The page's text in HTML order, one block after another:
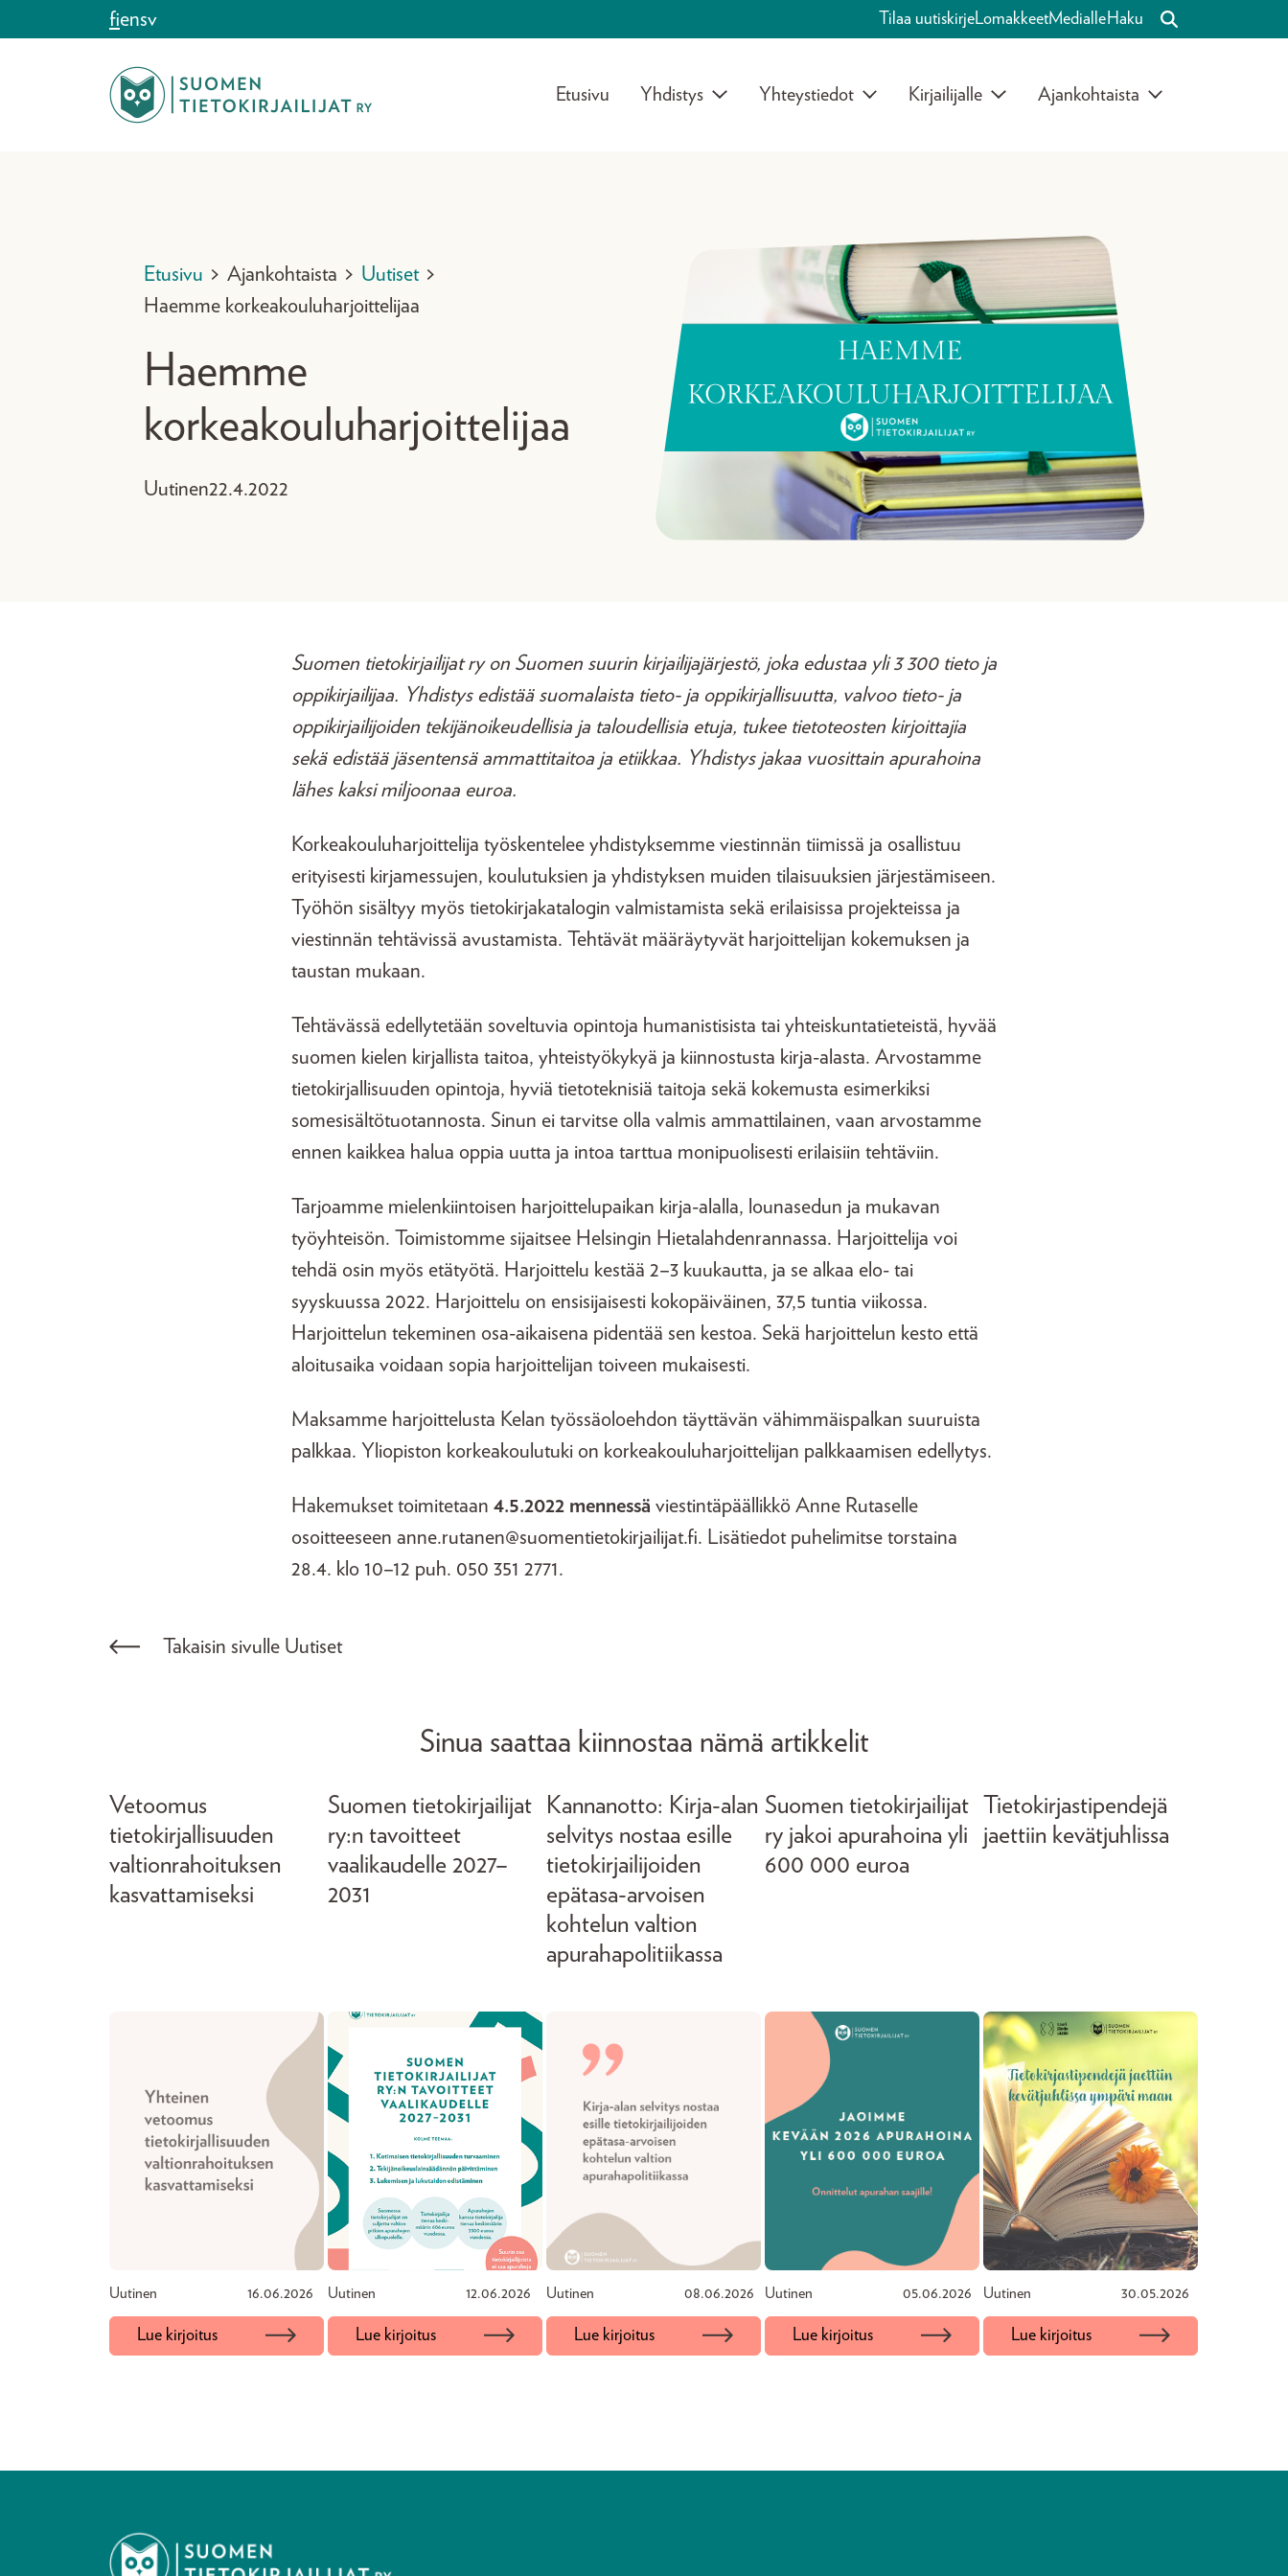
Siirry sisältöönfiensv Tilaa uutiskirjeLomakkeetMedialleHaku
Etusivu Yhdistys Yhteystiedot Kirjailijalle Ajankohtaista
Etusivu > Ajankohtaista > Uutiset >
Haemme korkeakouluharjoittelijaa
Haemme
korkeakouluharjoittelijaa
Uutinen22.4.2022
Suomen tietokirjailijat ry on Suomen suurin kirjailijajärjestö, joka edustaa yli 3 300 tieto ja
oppikirjailijaa. Yhdistys edistää suomalaista tieto- ja oppikirjallisuutta, valvoo tieto- ja
oppikirjailijoiden tekijänoikeudellisia ja taloudellisia etuja, tukee tietoteosten kirjoittajia
sekä edistää jäsentensä ammattitaitoa ja etiikkaa. Yhdistys jakaa vuosittain apurahoina
lähes kaksi miljoonaa euroa.
Korkeakouluharjoittelija työskentelee yhdistyksemme viestinnän tiimissä ja osallistuu
erityisesti kirjamessujen, koulutuksien ja yhdistyksen muiden tilaisuuksien järjestämiseen.
Työhön sisältyy myös tietokirjakatalogin valmistamista sekä erilaisissa projekteissa ja
viestinnän tehtävissä avustamista. Tehtävät määräytyvät harjoittelijan kokemuksen ja
taustan mukaan.
Tehtävässä edellytetään soveltuvia opintoja humanistisista tai yhteiskuntatieteistä, hyvää
suomen kielen kirjallista taitoa, yhteistyökykyä ja kiinnostusta kirja-alasta. Arvostamme
tietokirjallisuuden opintoja, hyviä tietoteknisiä taitoja sekä kokemusta esimerkiksi
somesisältötuotannosta. Sinun ei tarvitse olla valmis ammattilainen, vaan arvostamme
ennen kaikkea halua oppia uutta ja intoa tarttua monipuolisesti erilaisiin tehtäviin.
Tarjoamme mielenkiintoisen harjoittelupaikan kirja-alalla, lounasedun ja mukavan
työyhteisön. Toimistomme sijaitsee Helsingin Hietalahdenrannassa. Harjoittelija voi
tehdä osin myös etätyötä. Harjoittelu kestää 2–3 kuukautta, ja se alkaa elo- tai
syyskuussa 2022. Harjoittelu on ensisijaisesti kokopäiväinen, 37,5 tuntia viikossa.
Harjoittelun tekeminen osa-aikaisena pidentää sen kestoa. Sekä harjoittelun kesto että
aloitusaika voidaan sopia harjoittelijan toiveen mukaisesti.
Maksamme harjoittelusta Kelan työssäoloehdon täyttävän vähimmäispalkan suuruista
palkkaa. Yliopiston korkeakoulutuki on korkeakouluharjoittelijan palkkaamisen edellytys.
Hakemukset toimitetaan 4.5.2022 mennessä viestintäpäällikkö Anne Rutaselle
osoitteeseen anne.rutanen@suomentietokirjailijat.fi. Lisätiedot puhelimitse torstaina
28.4. klo 10–12 puh. 050 351 2771.
Takaisin sivulle Uutiset
Sinua saattaa kiinnostaa nämä artikkelit
Vetoomus
tietokirjallisuuden
valtionrahoituksen
kasvattamiseksi
Uutinen 16.06.2026
Lue kirjoitus
Suomen tietokirjailijat
ry:n tavoitteet
vaalikaudelle 2027–
2031
Uutinen 12.06.2026
Lue kirjoitus
Kannanotto: Kirja-alan
selvitys nostaa esille
tietokirjailijoiden
epätasa-arvoisen
kohtelun valtion
apurahapolitiikassa
Uutinen 08.06.2026
Lue kirjoitus
Suomen tietokirjailijat
ry jakoi apurahoina yli
600 000 euroa
Uutinen 05.06.2026
Lue kirjoitus
Tietokirjastipendejä
jaettiin kevätjuhlissa
Uutinen 30.05.2026
Lue kirjoitus